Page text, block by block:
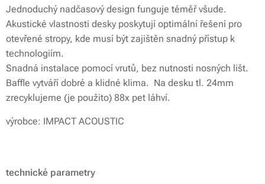
Jednoduchý nadčasový design funguje téměř všude.
Akustické vlastnosti desky poskytují optimální řešení pro
otevřené stropy, kde musí být zajištěn snadný přístup k
technologiím.
Snadná instalace pomocí vrutů, bez nutnosti nosných lišt.
Baffle vytváří dobré a klidné klima. Na desku tl. 24mm
zrecyklujeme (je použito) 88x pet láhví.
výrobce: IMPACT ACOUSTIC
technické parametry